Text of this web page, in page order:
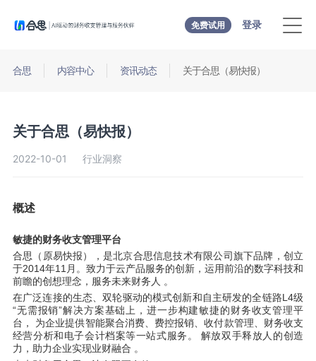
免费试用 登录
合思 内容中心 资讯动态 关于合思（易快报）
关于合思（易快报）
2022-10-01 行业洞察
概述
敏捷的财务收支管理平台
合思（原易快报），是北京合思信息技术有限公司旗下品牌，创立
于2014年11月。致力于云产品服务的创新，运用前沿的数字科技和
前瞻的创想理念，服务未来财务人 。
在广泛连接的生态、双轮驱动的模式创新和自主研发的全链路L4级
“无需报销”解决方案基础上，进一步构建敏捷的财务收支管理平
台， 为企业提供智能聚合消费、费控报销、收付款管理、财务收支
经营分析和电子会计档案等一站式服务。 解放双手释放人的创造
力，助力企业实现业财融合 。